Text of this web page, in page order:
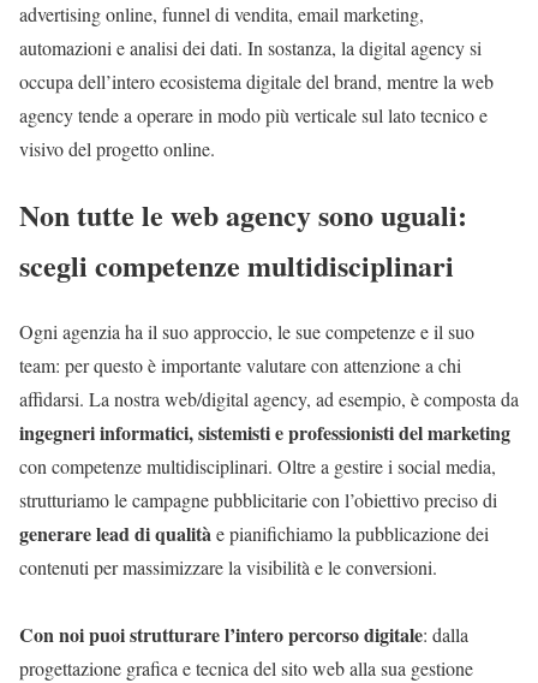
advertising online, funnel di vendita, email marketing,
automazioni e analisi dei dati. In sostanza, la digital agency si
occupa dell’intero ecosistema digitale del brand, mentre la web
agency tende a operare in modo più verticale sul lato tecnico e
visivo del progetto online.
Non tutte le web agency sono uguali:
scegli competenze multidisciplinari
Ogni agenzia ha il suo approccio, le sue competenze e il suo
team: per questo è importante valutare con attenzione a chi
affidarsi. La nostra web/digital agency, ad esempio, è composta da
ingegneri informatici, sistemisti e professionisti del marketing
con competenze multidisciplinari. Oltre a gestire i social media,
strutturiamo le campagne pubblicitarie con l’obiettivo preciso di
generare lead di qualitàe pianifichiamo la pubblicazione dei
contenuti per massimizzare la visibilità e le conversioni.
Con noi puoi strutturare l’intero percorso digitale: dalla
progettazione grafica e tecnica del sito web alla sua gestione